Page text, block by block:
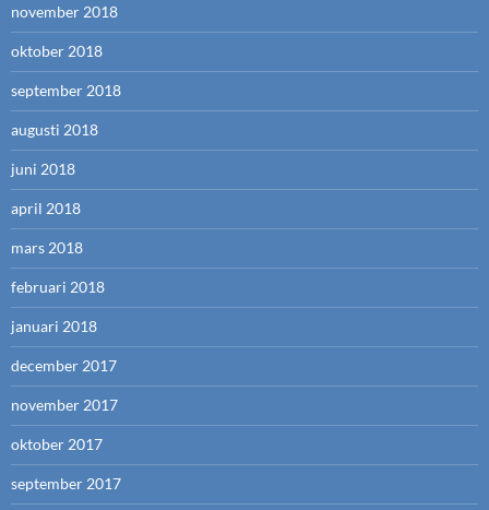
november 2018
oktober 2018
september 2018
augusti 2018
juni 2018
april 2018
mars 2018
februari 2018
januari 2018
december 2017
november 2017
oktober 2017
september 2017